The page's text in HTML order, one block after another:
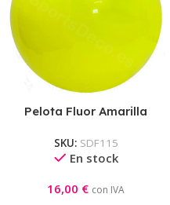
Pelota Fluor Amarilla
SKU: SDF115
En stock
16,00 € con IVA